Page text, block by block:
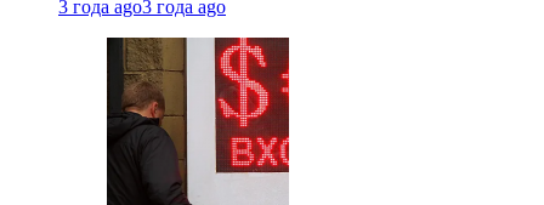
3 года ago3 года ago